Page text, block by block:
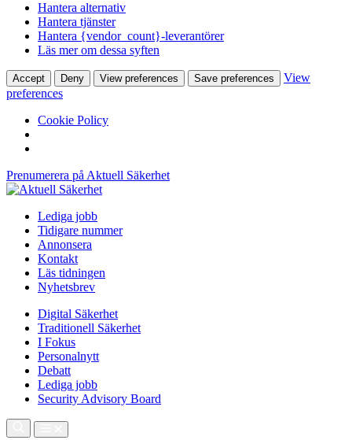
Hantera alternativ
Hantera tjänster
Hantera {vendor_count}-leverantörer
Läs mer om dessa syften
Accept Deny View preferences Save preferences
View
preferences
Cookie Policy
Prenumerera på Aktuell Säkerhet
Lediga jobb
Tidigare nummer
Annonsera
Kontakt
Läs tidningen
Nyhetsbrev
Digital Säkerhet
Traditionell Säkerhet
I Fokus
Personalnytt
Debatt
Lediga jobb
Security Advisory Board